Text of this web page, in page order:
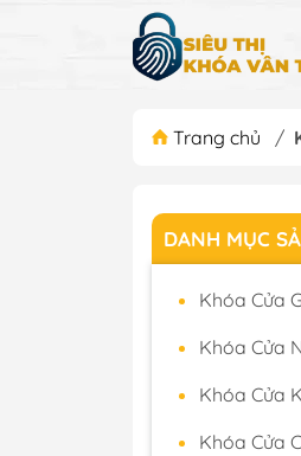
Trang chủ /
DANH MỤC
Khóa Cửa
Khóa Cửa
Khóa Cửa
Khóa Cửa